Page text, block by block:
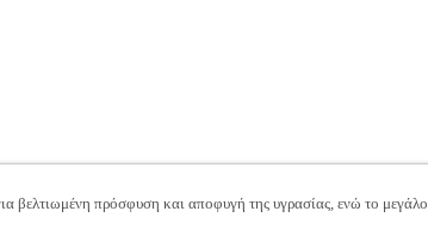
βελτιωμένη πρόσφυση και αποφυγή της υγρασίας, ενώ το μεγάλο